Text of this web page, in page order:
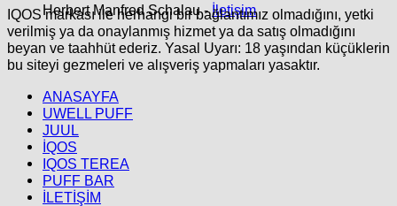
Herbert Manfred Schalau-İletişim
IQOS markası ile herhangi bir bağlantımız olmadığını, yetki
verilmiş ya da onaylanmış hizmet ya da satış olmadığını
beyan ve taahhüt ederiz. Yasal Uyarı: 18 yaşından küçüklerin
bu siteyi gezmeleri ve alışveriş yapmaları yasaktır.
ANASAYFA
UWELL PUFF
JUUL
İQOS
IQOS TEREA
PUFF BAR
İLETİŞİM